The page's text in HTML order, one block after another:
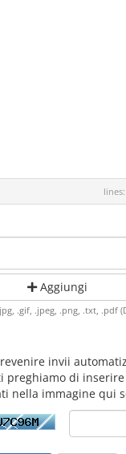
Aggiungi
.gif, .jpeg, .png, .txt, .pdf
invii
preghiamo di
nella immagine qui